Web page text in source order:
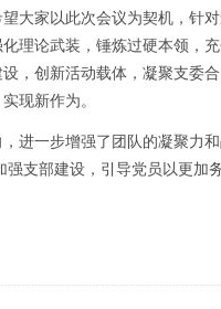
大家以此次会议为契机，针
理论武装，锤炼过硬本领，
，创新活动载体，凝聚支委
现新作为。
进一步增强了团队的凝聚力
支部建设，引导党员以更